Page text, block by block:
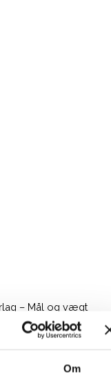
Om
– Mål og vægt